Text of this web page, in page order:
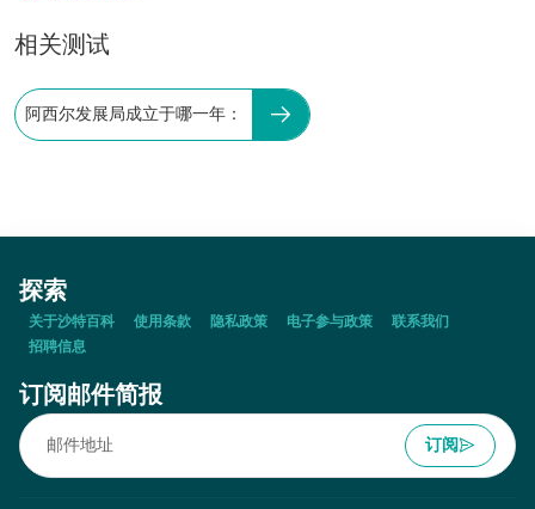
相关测试
阿西尔发展局成立于哪一年：
探索
关于沙特百科 使用条款 隐私政策 电子参与政策
联系我们
招聘信息
订阅邮件简报
订阅